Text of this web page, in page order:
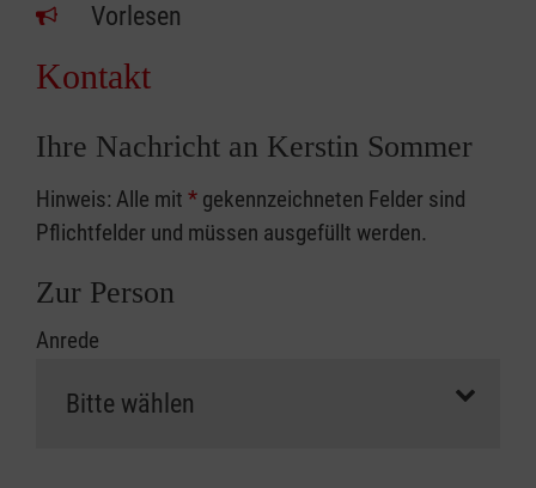
Vorlesen
Kontakt
Ihre Nachricht an Kerstin Sommer
Hinweis: Alle mit * gekennzeichneten Felder sind
Pflichtfelder und müssen ausgefüllt werden.
Zur Person
Anrede